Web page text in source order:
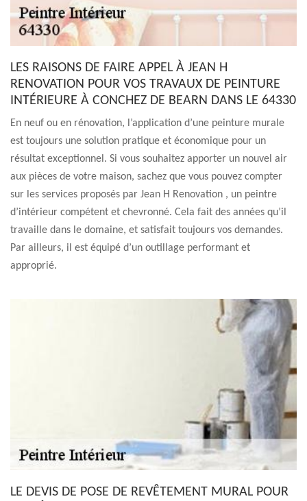
LES RAISONS DE FAIRE APPEL À JEAN H
RENOVATION POUR VOS TRAVAUX DE PEINTURE
INTÉRIEURE À CONCHEZ DE BEARN DANS LE 64330
En neuf ou en rénovation, l’application d’une peinture murale
est toujours une solution pratique et économique pour un
résultat exceptionnel. Si vous souhaitez apporter un nouvel air
aux pièces de votre maison, sachez que vous pouvez compter
sur les services proposés par Jean H Renovation , un peintre
d’intérieur compétent et chevronné. Cela fait des années qu’il
travaille dans le domaine, et satisfait toujours vos demandes.
Par ailleurs, il est équipé d’un outillage performant et
approprié.
LE DEVIS DE POSE DE REVÊTEMENT MURAL POUR